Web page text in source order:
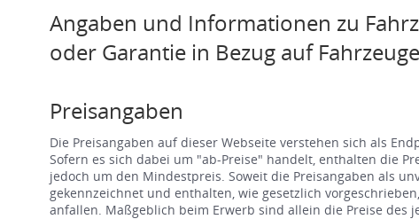
Angaben und Informationen zu
oder Garantie in Bezug auf
Preisangaben
Die Preisangaben auf dieser Webseite verstehen sich als
Sofern es sich dabei um "ab-Preise" handelt, enthalten die
jedoch um den Mindestpreis. Soweit die Preisangaben als
gekennzeichnet und enthalten, wie gesetzlich
anfallen. Maßgeblich beim Erwerb sind allein die Preise